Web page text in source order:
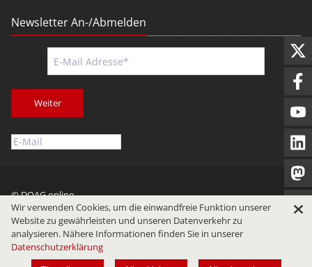
Newsletter An-/Abmelden
Weiter
© DOAG online
Impressum
Datenschutz Nutzungsbedingungen
Wir verwenden Cookies, um die einwandfreie Funktion unserer
Website zu gewährleisten und unseren Datenverkehr zu
analysieren. Nähere Informationen finden Sie in unserer
Datenschutzerklärung